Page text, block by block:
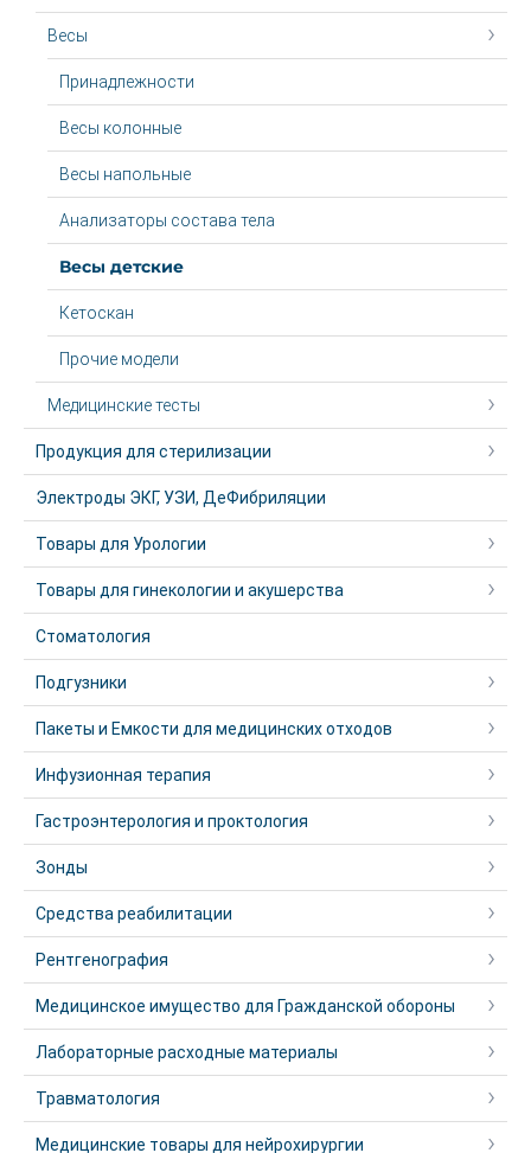
Весы
Принадлежности
Весы колонные
Весы напольные
Анализаторы состава тела
Весы детские
Кетоскан
Прочие модели
Медицинские тесты
Продукция для стерилизации
Электроды ЭКГ, УЗИ, ДеФибриляции
Товары для Урологии
Товары для гинекологии и акушерства
Стоматология
Подгузники
Пакеты и Емкости для медицинских отходов
Инфузионная терапия
Гастроэнтерология и проктология
Зонды
Средства реабилитации
Рентгенография
Медицинское имущество для Гражданской обороны
Лабораторные расходные материалы
Травматология
Медицинские товары для нейрохирургии